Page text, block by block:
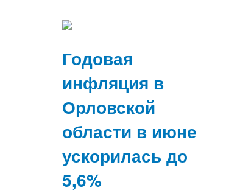
Годовая
инфляция в
Орловской
области в июне
ускорилась до
5,6%